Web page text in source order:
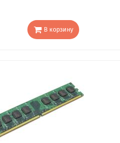
В корзину